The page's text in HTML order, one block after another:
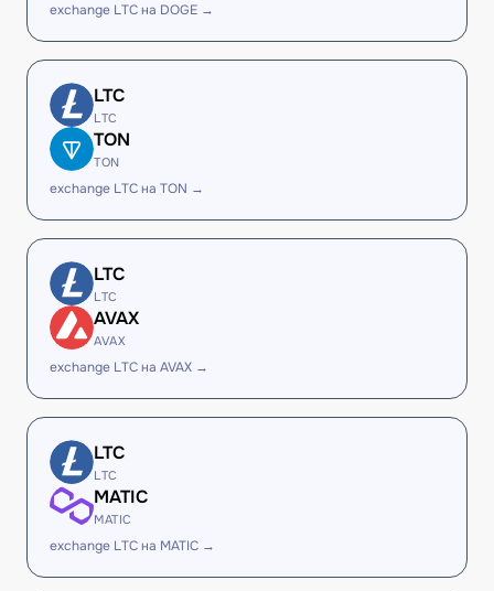
exchange LTC на DOGE →
LTC
LTC
TON
TON
exchange LTC на TON →
LTC
LTC
AVAX
AVAX
exchange LTC на AVAX →
LTC
LTC
MATIC
MATIC
exchange LTC на MATIC →